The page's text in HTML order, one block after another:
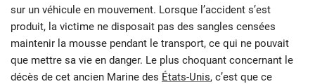
sur un véhicule en mouvement. Lorsque l’accident s’est
produit, la victime ne disposait pas des sangles censées
maintenir la mousse pendant le transport, ce qui ne pouvait
que mettre sa vie en danger. Le plus choquant concernant le
décès de cet ancien Marine des États-Unis, c’est que ce